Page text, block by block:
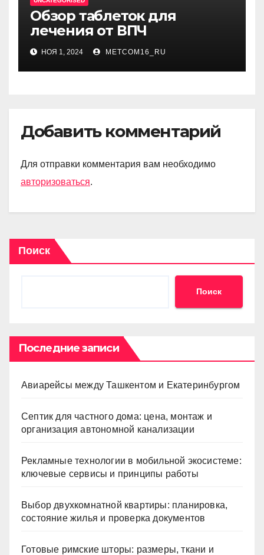
Обзор таблеток для
лечения от ВПЧ
НОЯ 1, 2024 METCOM16_RU
Добавить комментарий
Для отправки комментария вам необходимо
авторизоваться.
Поиск
Поиск
Последние записи
Авиарейсы между Ташкентом и Екатеринбургом
Септик для частного дома: цена, монтаж и
организация автономной канализации
Рекламные технологии в мобильной экосистеме:
ключевые сервисы и принципы работы
Выбор двухкомнатной квартиры: планировка,
состояние жилья и проверка документов
Готовые римские шторы: размеры, ткани и